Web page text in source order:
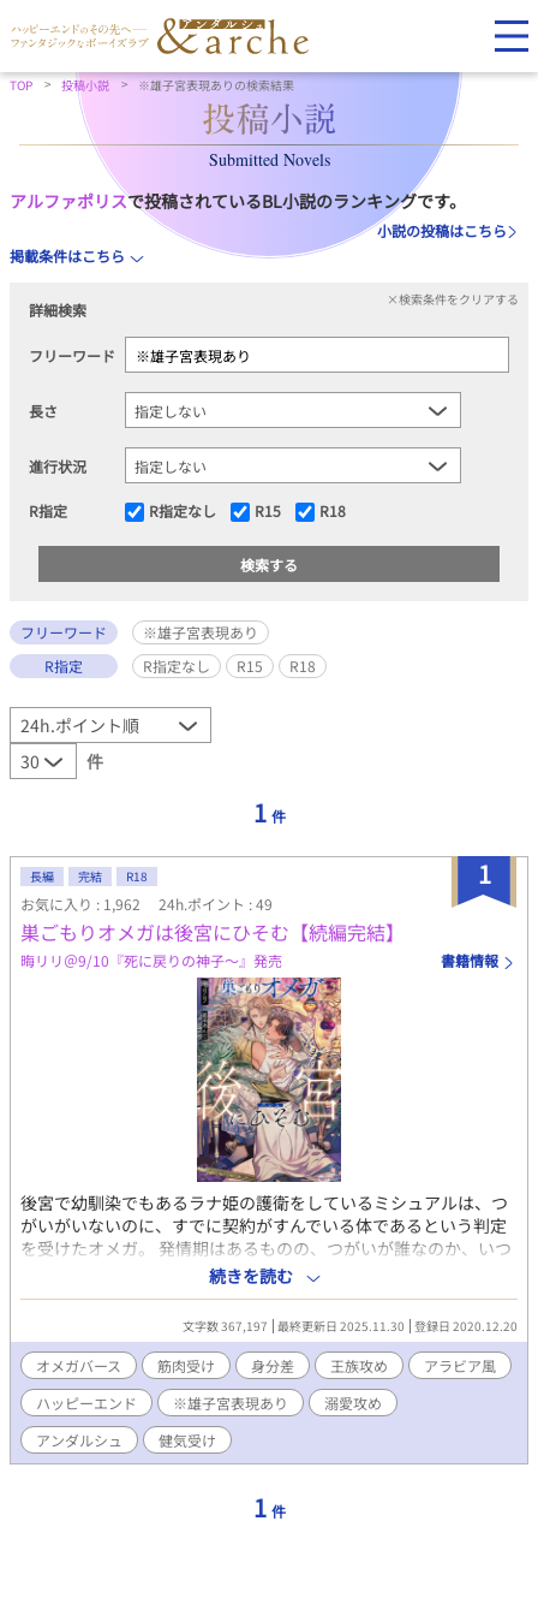
TOP 投稿小説 ※雄子宮表現ありの検索結果
Submitted Novels
アルファポリスで投稿されているBL小説のランキングです。
小説の投稿はこちら
掲載条件はこちら
詳細検索
×検索条件をクリアする
フリーワード
長さ
進行状況
R指定 R指定なし R15 R18
フリーワード
※雄子宮表現あり
R指定
R指定なし R15 R18
件
1 件
1
長編 完結 R18
お気に入り : 1,962 24h.ポイント : 49
巣ごもりオメガは後宮にひそむ【続編完結】
晦リリ＠9/10『死に戻りの神子～』発売 書籍情報
後宮で幼馴染でもあるラナ姫の護衛をしているミシュアルは、つ
がいがいないのに、すでに契約がすんでいる体であるという判定
を受けたオメガ。 発情期はあるものの、つがいが誰なのか、いつ
つがいの契約がなされたのかは本人もわからない。 そんななか、
気になる匂いの落とし物を後宮で拾うようになる。 第9回ＢＬ小
説大賞にて奨励賞受賞→書籍化しました。ありがとうございま
す。
続きを読む
文字数 367,197 最終更新日 2025.11.30 登録日 2020.12.20
オメガバース 筋肉受け 身分差 王族攻め
アラビア風
ハッピーエンド
※雄子宮表現あり
溺愛攻め
アンダルシュ
健気受け
1 件